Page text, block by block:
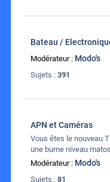
Bateau /
Modérateur : Modo's
Sujets : 391
APN et Caméras
Vous êtes le nouveau
une burne niveau
Modérateur : Modo's
Sujets : 81